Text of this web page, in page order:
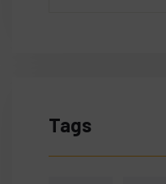
Tags